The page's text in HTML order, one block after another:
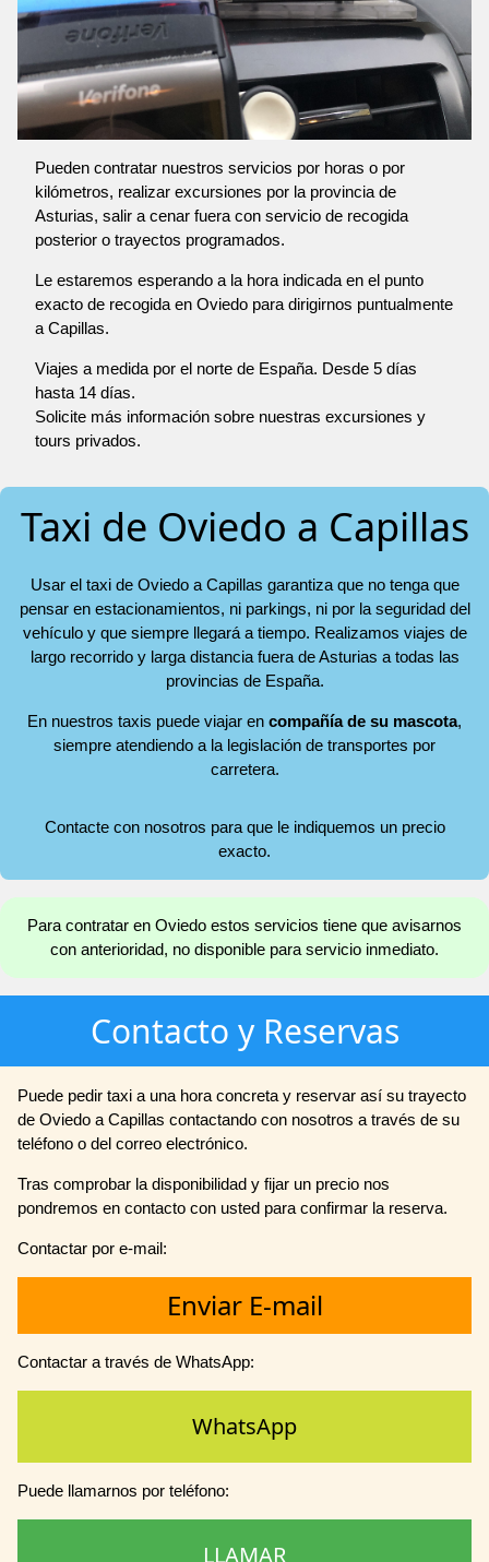
Pueden contratar nuestros servicios por horas o por
kilómetros, realizar excursiones por la provincia de
Asturias, salir a cenar fuera con servicio de recogida
posterior o trayectos programados.
Le estaremos esperando a la hora indicada en el punto
exacto de recogida en Oviedo para dirigirnos puntualmente
a Capillas.
Viajes a medida por el norte de España. Desde 5 días
hasta 14 días.
Solicite más información sobre nuestras excursiones y
tours privados.
Taxi de Oviedo a Capillas
Usar el taxi de Oviedo a Capillas garantiza que no tenga que
pensar en estacionamientos, ni parkings, ni por la seguridad del
vehículo y que siempre llegará a tiempo. Realizamos viajes de
largo recorrido y larga distancia fuera de Asturias a todas las
provincias de España.
En nuestros taxis puede viajar en compañía de su mascota,
siempre atendiendo a la legislación de transportes por
carretera.
Contacte con nosotros para que le indiquemos un precio
exacto.
Para contratar en Oviedo estos servicios tiene que avisarnos
con anterioridad, no disponible para servicio inmediato.
Contacto y Reservas
Puede pedir taxi a una hora concreta y reservar así su trayecto
de Oviedo a Capillas contactando con nosotros a través de su
teléfono o del correo electrónico.
Tras comprobar la disponibilidad y fijar un precio nos
pondremos en contacto con usted para confirmar la reserva.
Contactar por e-mail:
Enviar E-mail
Contactar a través de WhatsApp:
WhatsApp
Puede llamarnos por teléfono:
LLAMAR